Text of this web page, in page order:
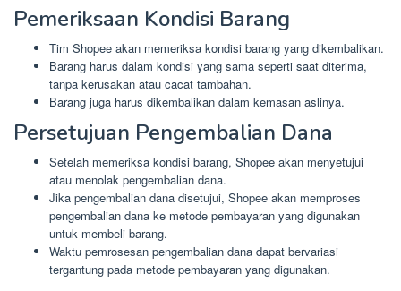
Pemeriksaan Kondisi Barang
Tim Shopee akan memeriksa kondisi barang yang dikembalikan.
Barang harus dalam kondisi yang sama seperti saat diterima,
tanpa kerusakan atau cacat tambahan.
Barang juga harus dikembalikan dalam kemasan aslinya.
Persetujuan Pengembalian Dana
Setelah memeriksa kondisi barang, Shopee akan menyetujui
atau menolak pengembalian dana.
Jika pengembalian dana disetujui, Shopee akan memproses
pengembalian dana ke metode pembayaran yang digunakan
untuk membeli barang.
Waktu pemrosesan pengembalian dana dapat bervariasi
tergantung pada metode pembayaran yang digunakan.